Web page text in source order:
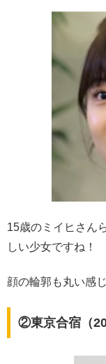
15歳のミイヒさん
しい少女ですね！
顔の輪郭も丸い感
②東京合宿（